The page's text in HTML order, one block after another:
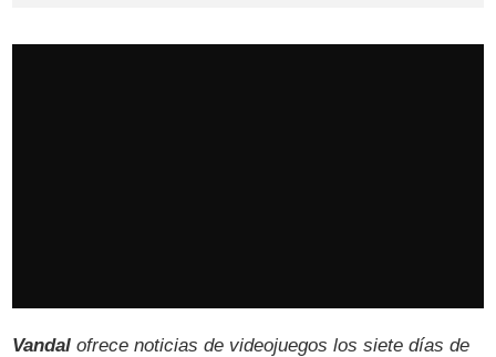
Vandal ofrece noticias de videojuegos los siete días de